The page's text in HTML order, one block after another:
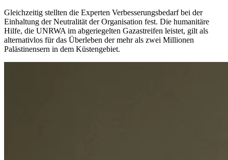
Gleichzeitig stellten die Experten Verbesserungsbedarf bei der
Einhaltung der Neutralität der Organisation fest. Die humanitäre
Hilfe, die UNRWA im abgeriegelten Gazastreifen leistet, gilt als
alternativlos für das Überleben der mehr als zwei Millionen
Palästinensern in dem Küstengebiet.